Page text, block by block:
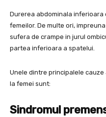
Durerea abdominala
femeilor. De multe ori,
sufera de crampe in jurul
partea inferioara a spatelui.
Unele dintre principalele
la femei sunt:
Sindromul